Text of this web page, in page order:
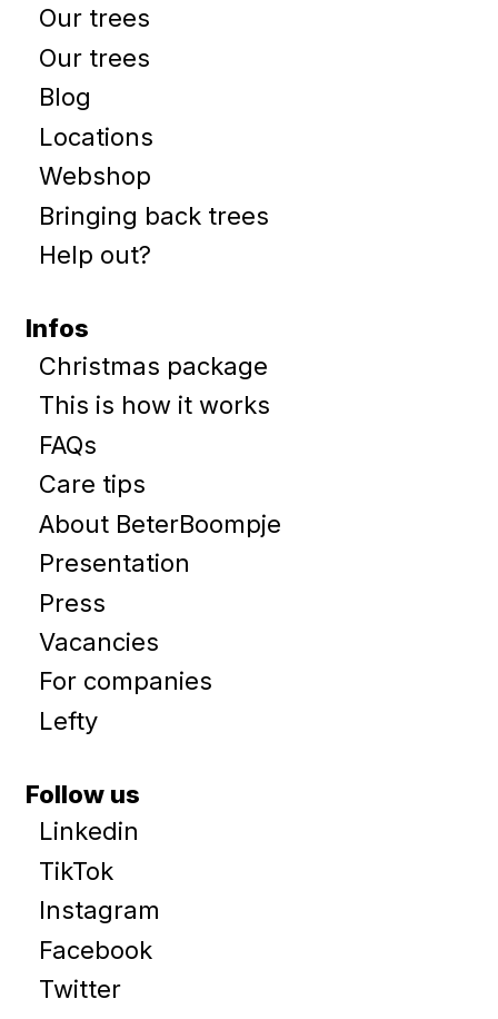
Our trees
Our trees
Blog
Locations
Webshop
Bringing back trees
Help out?
Infos
Christmas package
This is how it works
FAQs
Care tips
About BeterBoompje
Presentation
Press
Vacancies
For companies
Lefty
Follow us
Linkedin
TikTok
Instagram
Facebook
Twitter